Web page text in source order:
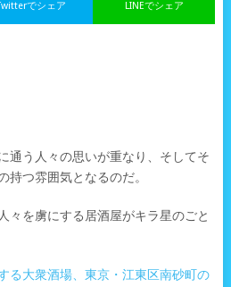
LINEでシェア
でシェア
通う人々の思いが重なり、そしてそ
持つ雰囲気となるのだ。
々を虜にする居酒屋がキラ星のごと
る大衆酒場、東京・江東区南砂町の